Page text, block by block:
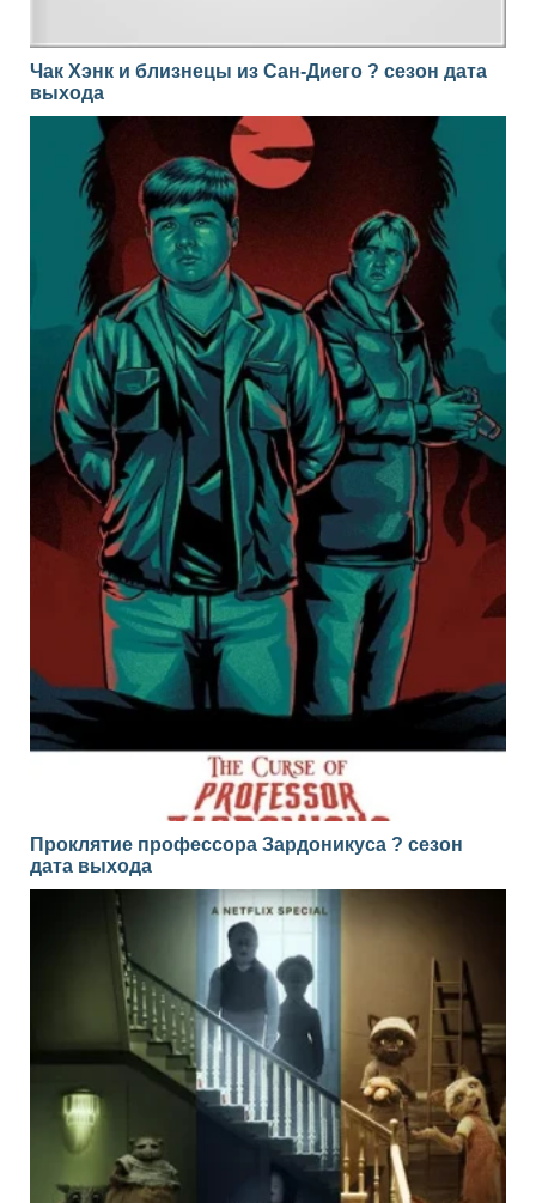
Чак Хэнк и близнецы из Сан-Диего ? сезон дата
выхода
Проклятие профессора Зардоникуса ? сезон
дата выхода